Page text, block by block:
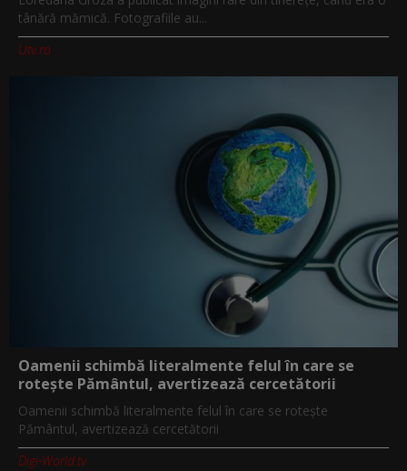
tânără mămică. Fotografiile au...
Utv.ro
Oamenii schimbă literalmente felul în care se
rotește Pământul, avertizează cercetătorii
Oamenii schimbă literalmente felul în care se rotește
Pământul, avertizează cercetătorii
Digi-World.tv